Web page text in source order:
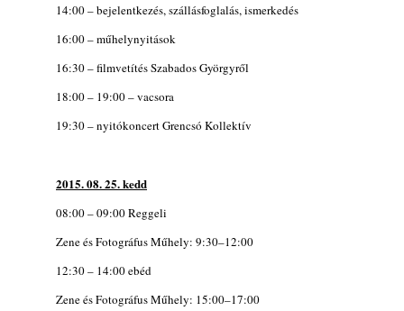
14:00 – bejelentkezés, szállásfoglalás, ismerkedés
16:00 – műhelynyitások
16:30 – filmvetítés Szabados Györgyről
18:00 – 19:00 – vacsora
19:30 – nyitókoncert Grencsó Kollektív
2015. 08. 25. kedd
08:00 – 09:00 Reggeli
Zene és Fotográfus Műhely: 9:30–12:00
12:30 – 14:00 ebéd
Zene és Fotográfus Műhely: 15:00–17:00